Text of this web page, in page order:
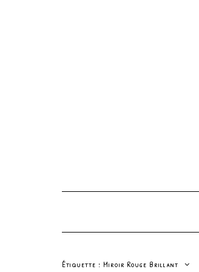
Étiquette : Miroir Rouge Brillant